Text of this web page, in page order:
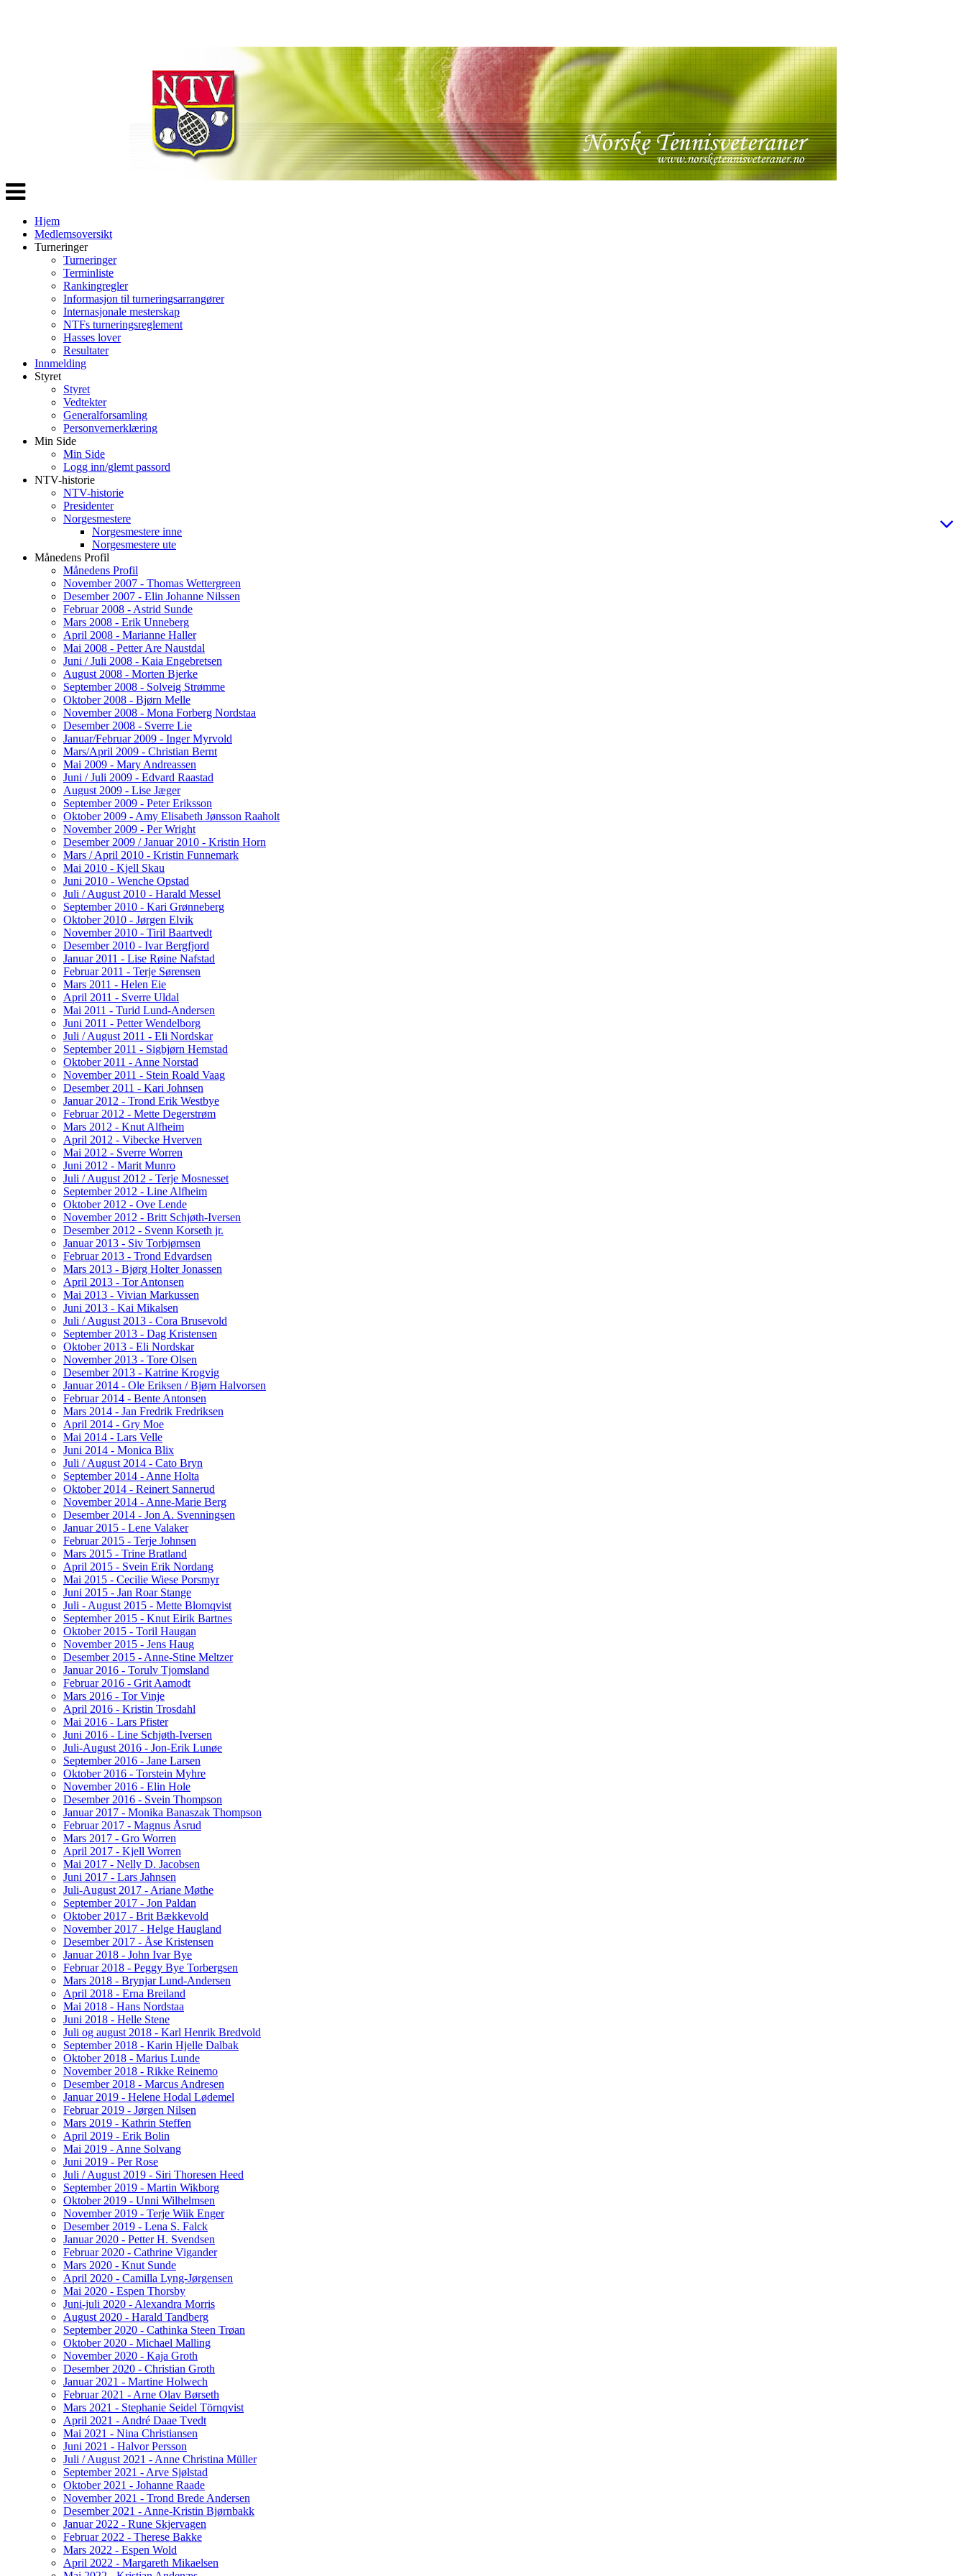
Veksle
navigasjon
Hjem
Medlemsoversikt
Turneringer
Turneringer
Terminliste
Rankingregler
Informasjon til turneringsarrangører
Internasjonale mesterskap
NTFs turneringsreglement
Hasses lover
Resultater
Innmelding
Styret
Styret
Vedtekter
Generalforsamling
Personvernerklæring
Min Side
Min Side
Logg inn/glemt passord
NTV-historie
NTV-historie
Presidenter
Norgesmestere
Norgesmestere inne
Norgesmestere ute
Månedens Profil
Månedens Profil
November 2007 - Thomas Wettergreen
Desember 2007 - Elin Johanne Nilssen
Februar 2008 - Astrid Sunde
Mars 2008 - Erik Unneberg
April 2008 - Marianne Haller
Mai 2008 - Petter Are Naustdal
Juni / Juli 2008 - Kaia Engebretsen
August 2008 - Morten Bjerke
September 2008 - Solveig Strømme
Oktober 2008 - Bjørn Melle
November 2008 - Mona Forberg Nordstaa
Desember 2008 - Sverre Lie
Januar/Februar 2009 - Inger Myrvold
Mars/April 2009 - Christian Bernt
Mai 2009 - Mary Andreassen
Juni / Juli 2009 - Edvard Raastad
August 2009 - Lise Jæger
September 2009 - Peter Eriksson
Oktober 2009 - Amy Elisabeth Jønsson Raaholt
November 2009 - Per Wright
Desember 2009 / Januar 2010 - Kristin Horn
Mars / April 2010 - Kristin Funnemark
Mai 2010 - Kjell Skau
Juni 2010 - Wenche Opstad
Juli / August 2010 - Harald Messel
September 2010 - Kari Grønneberg
Oktober 2010 - Jørgen Elvik
November 2010 - Tiril Baartvedt
Desember 2010 - Ivar Bergfjord
Januar 2011 - Lise Røine Nafstad
Februar 2011 - Terje Sørensen
Mars 2011 - Helen Eie
April 2011 - Sverre Uldal
Mai 2011 - Turid Lund-Andersen
Juni 2011 - Petter Wendelborg
Juli / August 2011 - Eli Nordskar
September 2011 - Sigbjørn Hemstad
Oktober 2011 - Anne Norstad
November 2011 - Stein Roald Vaag
Desember 2011 - Kari Johnsen
Januar 2012 - Trond Erik Westbye
Februar 2012 - Mette Degerstrøm
Mars 2012 - Knut Alfheim
April 2012 - Vibecke Hverven
Mai 2012 - Sverre Worren
Juni 2012 - Marit Munro
Juli / August 2012 - Terje Mosnesset
September 2012 - Line Alfheim
Oktober 2012 - Ove Lende
November 2012 - Britt Schjøth-Iversen
Desember 2012 - Svenn Korseth jr.
Januar 2013 - Siv Torbjørnsen
Februar 2013 - Trond Edvardsen
Mars 2013 - Bjørg Holter Jonassen
April 2013 - Tor Antonsen
Mai 2013 - Vivian Markussen
Juni 2013 - Kai Mikalsen
Juli / August 2013 - Cora Brusevold
September 2013 - Dag Kristensen
Oktober 2013 - Eli Nordskar
November 2013 - Tore Olsen
Desember 2013 - Katrine Krogvig
Januar 2014 - Ole Eriksen / Bjørn Halvorsen
Februar 2014 - Bente Antonsen
Mars 2014 - Jan Fredrik Fredriksen
April 2014 - Gry Moe
Mai 2014 - Lars Velle
Juni 2014 - Monica Blix
Juli / August 2014 - Cato Bryn
September 2014 - Anne Holta
Oktober 2014 - Reinert Sannerud
November 2014 - Anne-Marie Berg
Desember 2014 - Jon A. Svenningsen
Januar 2015 - Lene Valaker
Februar 2015 - Terje Johnsen
Mars 2015 - Trine Bratland
April 2015 - Svein Erik Nordang
Mai 2015 - Cecilie Wiese Porsmyr
Juni 2015 - Jan Roar Stange
Juli - August 2015 - Mette Blomqvist
September 2015 - Knut Eirik Bartnes
Oktober 2015 - Toril Haugan
November 2015 - Jens Haug
Desember 2015 - Anne-Stine Meltzer
Januar 2016 - Torulv Tjomsland
Februar 2016 - Grit Aamodt
Mars 2016 - Tor Vinje
April 2016 - Kristin Trosdahl
Mai 2016 - Lars Pfister
Juni 2016 - Line Schjøth-Iversen
Juli-August 2016 - Jon-Erik Lunøe
September 2016 - Jane Larsen
Oktober 2016 - Torstein Myhre
November 2016 - Elin Hole
Desember 2016 - Svein Thompson
Januar 2017 - Monika Banaszak Thompson
Februar 2017 - Magnus Åsrud
Mars 2017 - Gro Worren
April 2017 - Kjell Worren
Mai 2017 - Nelly D. Jacobsen
Juni 2017 - Lars Jahnsen
Juli-August 2017 - Ariane Møthe
September 2017 - Jon Paldan
Oktober 2017 - Brit Bækkevold
November 2017 - Helge Haugland
Desember 2017 - Åse Kristensen
Januar 2018 - John Ivar Bye
Februar 2018 - Peggy Bye Torbergsen
Mars 2018 - Brynjar Lund-Andersen
April 2018 - Erna Breiland
Mai 2018 - Hans Nordstaa
Juni 2018 - Helle Stene
Juli og august 2018 - Karl Henrik Bredvold
September 2018 - Karin Hjelle Dalbak
Oktober 2018 - Marius Lunde
November 2018 - Rikke Reinemo
Desember 2018 - Marcus Andresen
Januar 2019 - Helene Hodal Lødemel
Februar 2019 - Jørgen Nilsen
Mars 2019 - Kathrin Steffen
April 2019 - Erik Bolin
Mai 2019 - Anne Solvang
Juni 2019 - Per Rose
Juli / August 2019 - Siri Thoresen Heed
September 2019 - Martin Wikborg
Oktober 2019 - Unni Wilhelmsen
November 2019 - Terje Wiik Enger
Desember 2019 - Lena S. Falck
Januar 2020 - Petter H. Svendsen
Februar 2020 - Cathrine Vigander
Mars 2020 - Knut Sunde
April 2020 - Camilla Lyng-Jørgensen
Mai 2020 - Espen Thorsby
Juni-juli 2020 - Alexandra Morris
August 2020 - Harald Tandberg
September 2020 - Cathinka Steen Trøan
Oktober 2020 - Michael Malling
November 2020 - Kaja Groth
Desember 2020 - Christian Groth
Januar 2021 - Martine Holwech
Februar 2021 - Arne Olav Børseth
Mars 2021 - Stephanie Seidel Törnqvist
April 2021 - André Daae Tvedt
Mai 2021 - Nina Christiansen
Juni 2021 - Halvor Persson
Juli / August 2021 - Anne Christina Müller
September 2021 - Arve Sjølstad
Oktober 2021 - Johanne Raade
November 2021 - Trond Brede Andersen
Desember 2021 - Anne-Kristin Bjørnbakk
Januar 2022 - Rune Skjervagen
Februar 2022 - Therese Bakke
Mars 2022 - Espen Wold
April 2022 - Margareth Mikaelsen